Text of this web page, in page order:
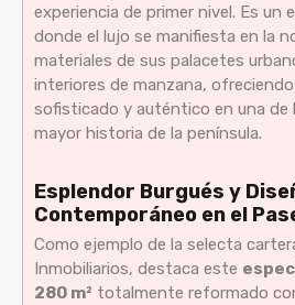
experiencia de primer nivel. Es un
donde el lujo se manifiesta en la
materiales de sus palacetes
interiores de manzana,
sofisticado y auténtico en una de
mayor historia de la península.
Esplendor Burgués y
Contemporáneo en el
Como ejemplo de la selecta
Inmobiliarios, destaca este
280 m² totalmente reformado